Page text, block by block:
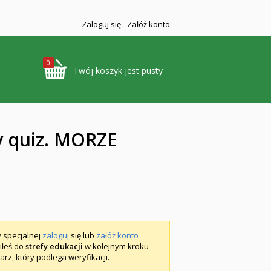
Zaloguj się Załóż konto
0
Twój koszyk jest pusty
MORZE
specjalnej zaloguj się lub załóż konto
do strefy edukacji w kolejnym kroku
który podlega weryfikacji.